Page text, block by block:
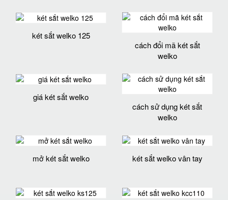
két sắt welko 125
cách đổi mã két sắt
welko
giá két sắt welko
cách sử dụng két sắt
welko
mở két sắt welko két sắt welko vân tay